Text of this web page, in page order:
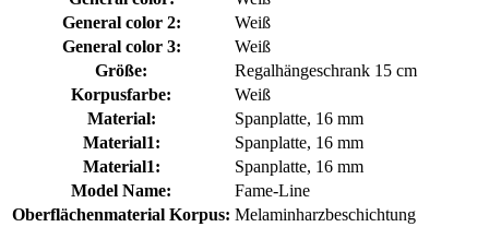
General color 2:
Weiß
General color 3:
Weiß
Größe:
Regalhängeschrank 15 cm
Korpusfarbe:
Weiß
Material:
Spanplatte, 16 mm
Material1:
Spanplatte, 16 mm
Material1:
Spanplatte, 16 mm
Model Name:
Fame-Line
Oberflächenmaterial Korpus: Melaminharzbeschichtung